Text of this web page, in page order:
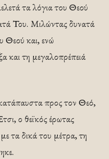
τα λόγια του Θεού
Του. Μιλώντας δυνατά
Θεού και, ενώ
και τη μεγαλοπρέπειά
προς τον Θεό,
ο θεϊκός έρωτας
τα δικά του μέτρα, τη